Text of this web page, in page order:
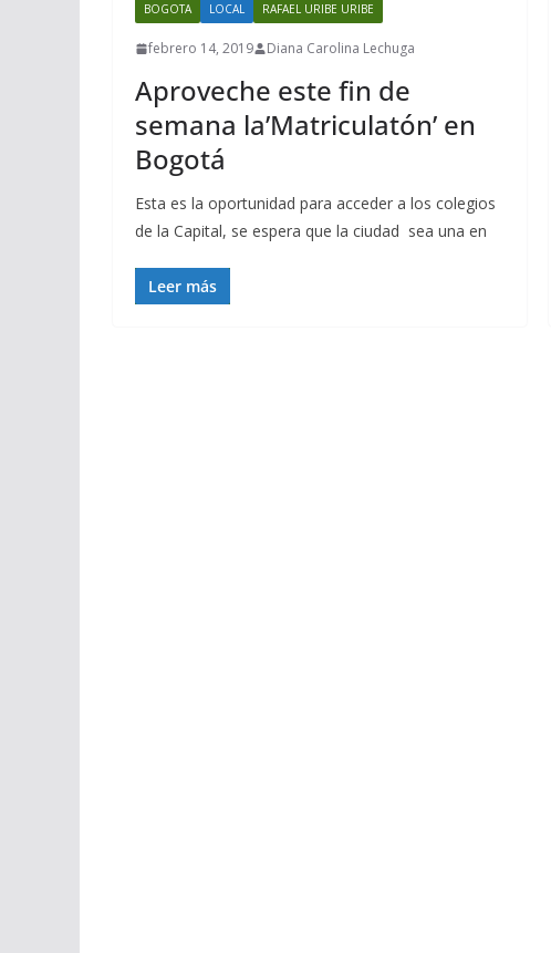
BOGOTA LOCAL RAFAEL URIBE URIBE
febrero 14, 2019 Diana Carolina Lechuga
Aproveche este fin de
semana la’Matriculatón’ en
Bogotá
Esta es la oportunidad para acceder a los colegios
de la Capital, se espera que la ciudad sea una en
Leer más